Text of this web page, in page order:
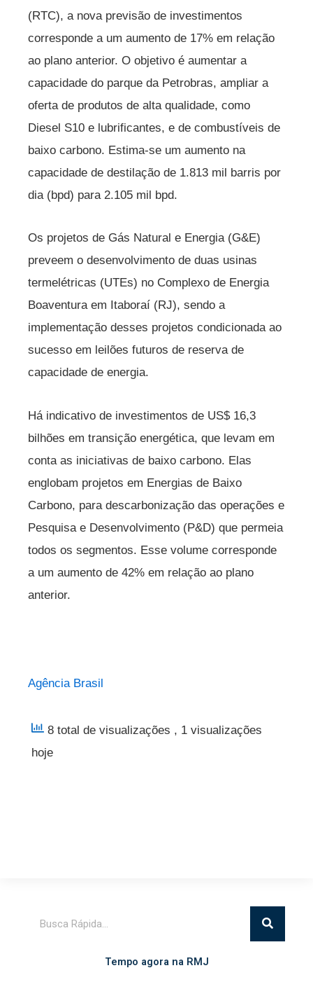
(RTC), a nova previsão de investimentos
corresponde a um aumento de 17% em relação
ao plano anterior. O objetivo é aumentar a
capacidade do parque da Petrobras, ampliar a
oferta de produtos de alta qualidade, como
Diesel S10 e lubrificantes, e de combustíveis de
baixo carbono. Estima-se um aumento na
capacidade de destilação de 1.813 mil barris por
dia (bpd) para 2.105 mil bpd.
Os projetos de Gás Natural e Energia (G&E)
preveem o desenvolvimento de duas usinas
termelétricas (UTEs) no Complexo de Energia
Boaventura em Itaboraí (RJ), sendo a
implementação desses projetos condicionada ao
sucesso em leilões futuros de reserva de
capacidade de energia.
Há indicativo de investimentos de US$ 16,3
bilhões em transição energética, que levam em
conta as iniciativas de baixo carbono. Elas
englobam projetos em Energias de Baixo
Carbono, para descarbonização das operações e
Pesquisa e Desenvolvimento (P&D) que permeia
todos os segmentos. Esse volume corresponde
a um aumento de 42% em relação ao plano
anterior.
Agência Brasil
8 total de visualizações , 1 visualizações
hoje
Tempo agora na RMJ